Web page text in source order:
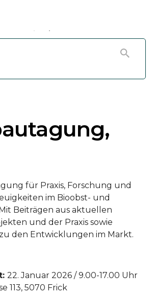
für Praxis, Forschung und
im Bioobst- und
Beiträgen aus aktuellen
und der Praxis sowie
den Entwicklungen im Markt.
22. Januar 2026 / 9.00-17.00 Uhr
113, 5070 Frick